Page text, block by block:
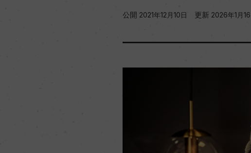
公開 2021年12月10日 更新 2026年1月